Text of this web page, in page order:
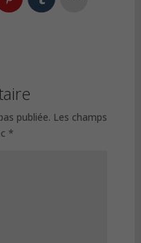
publiée. Les champs
*